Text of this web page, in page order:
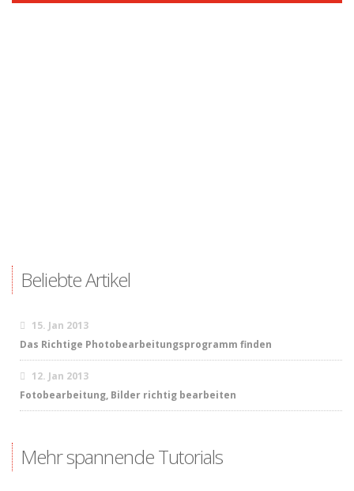
Beliebte Artikel
15. Jan 2013
Das Richtige Photobearbeitungsprogramm finden
12. Jan 2013
Fotobearbeitung, Bilder richtig bearbeiten
Mehr spannende Tutorials